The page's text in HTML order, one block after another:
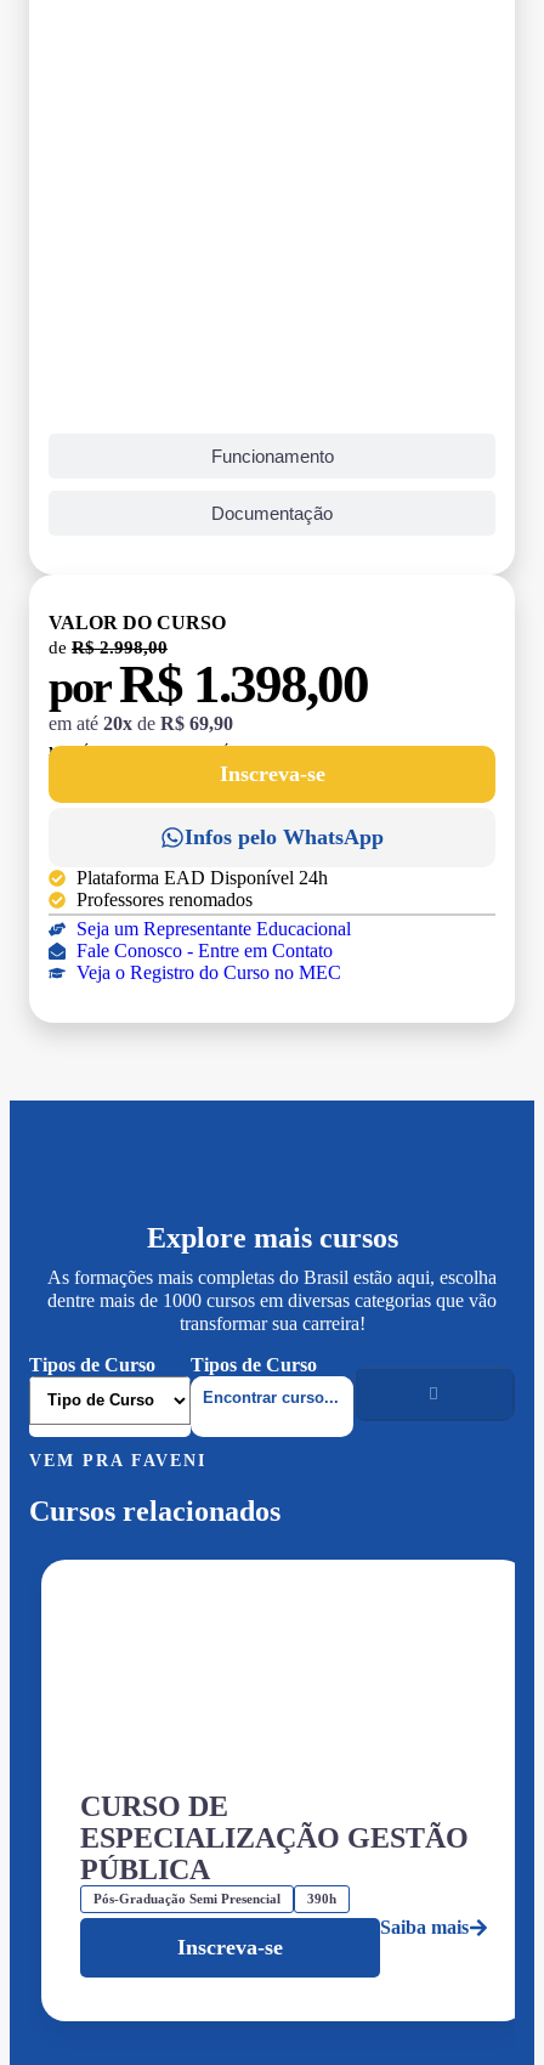
Funcionamento
Documentação
VALOR DO CURSO
de R$ 2.998,00
porR$ 1.398,00
em até 20x de R$ 69,90
MATRÍCULA:
Inscreva-se
Infos pelo WhatsApp
Plataforma EAD Disponível 24h
Professores renomados
Seja um Representante Educacional
Fale Conosco - Entre em Contato
Veja o Registro do Curso no MEC
Explore mais cursos
As formações mais completas do Brasil estão aqui, escolha
dentre mais de 1000 cursos em diversas categorias que vão
transformar sua carreira!
Tipos de Curso
Tipos de Curso
VEM PRA FAVENI
Cursos relacionados
CURSO DE
ESPECIALIZAÇÃO GESTÃO
PÚBLICA
Pós-Graduação Semi Presencial 390h
Inscreva-se
Saiba mais